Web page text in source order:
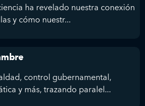
ha revelado nuestra conexión
y cómo nuestr...
control gubernamental,
y más, trazando paralel...